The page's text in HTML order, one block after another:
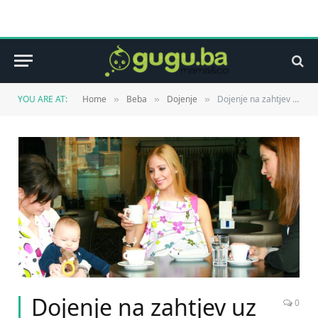
YOU ARE AT: Home » Beba » Dojenje » Dojenje na zahtjev uz Babies&Smiles prekrivač za dojenje
Dojenje na zahtjev uz 0